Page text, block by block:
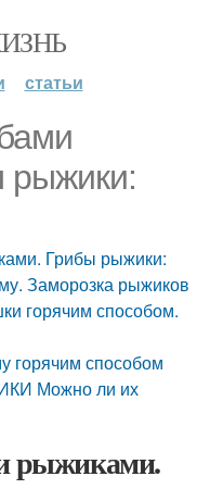
статьи
рыжики:
Грибы рыжики:
Заморозка рыжиков
горячим способом.
горячим способом
Можно ли их
рыжиками.